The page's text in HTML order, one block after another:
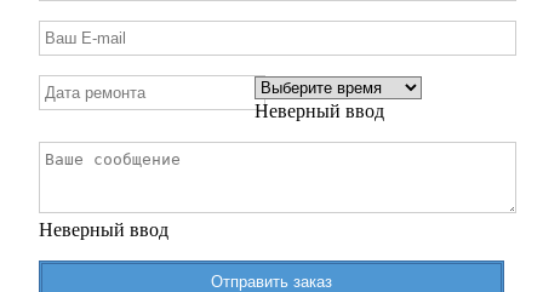
Неверный ввод
Неверный ввод
Отправить заказ